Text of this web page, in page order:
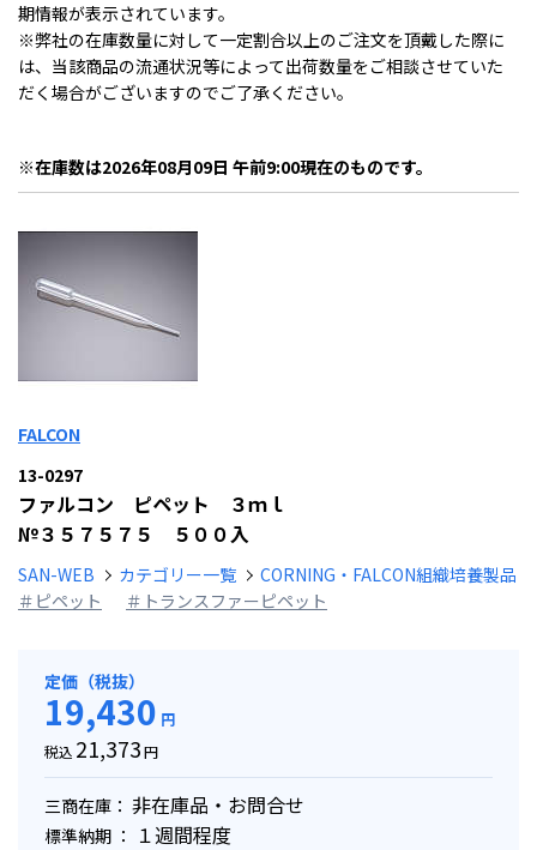
期情報が表示されています。
※弊社の在庫数量に対して一定割合以上のご注文を頂戴した際に
は、当該商品の流通状況等によって出荷数量をご相談させていた
だく場合がございますのでご了承ください。
※在庫数は2026年08月09日 午前9:00現在のものです。
FALCON
13-0297
ファルコン ピペット ３ｍｌ
№３５７５７５ ５００入
SAN-WEB カテゴリー一覧
CORNING・FALCON組織培養製品
＃ピペット
＃トランスファーピペット
定価（税抜）
19,430 円
税込 21,373円
三商在庫： 非在庫品・お問合せ
標準納期 ： １週間程度